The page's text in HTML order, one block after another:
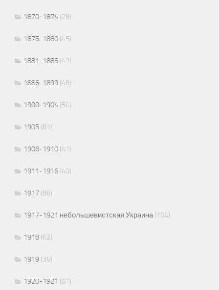
1870-1874 (28)
1875-1880 (45)
1881-1885 (42)
1886-1899 (48)
1900-1904 (54)
1905 (61)
1906-1910 (41)
1911-1916 (40)
1917 (86)
1917-1921 небольшевистская Украина(104)
1918 (62)
1919 (36)
1920-1921 (61)